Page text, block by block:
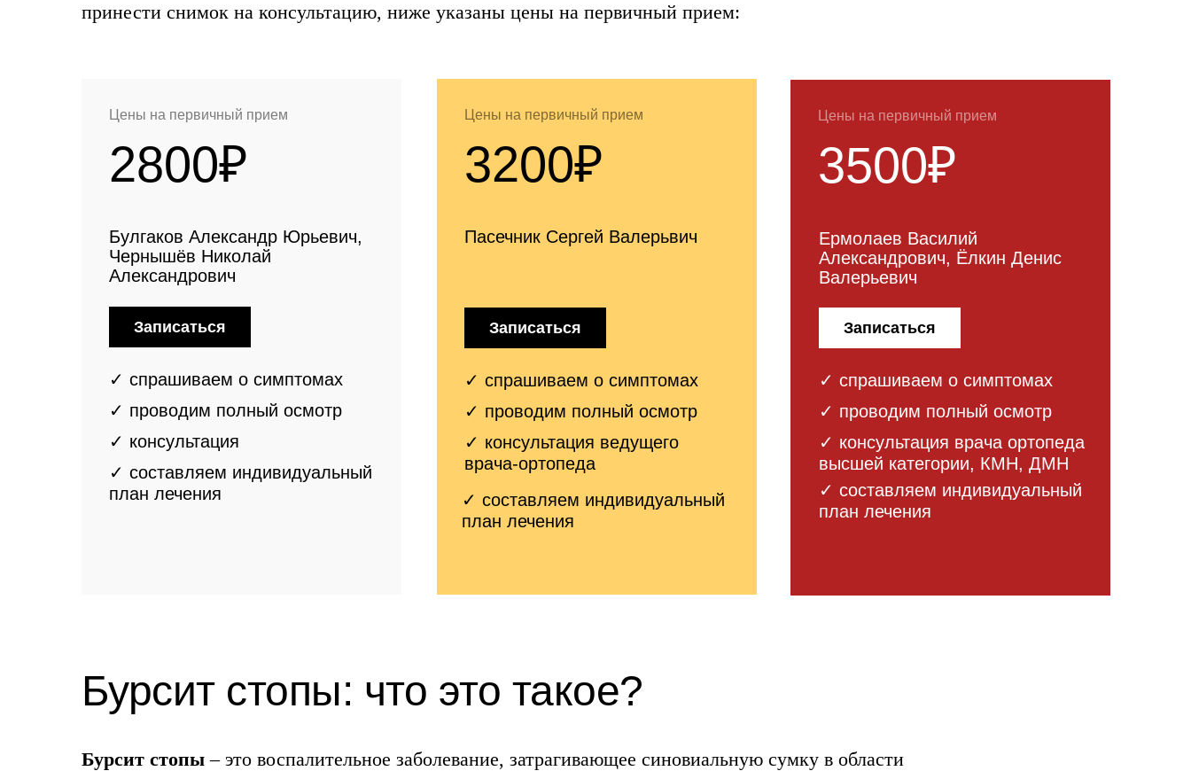
принести снимок на консультацию, ниже указаны цены на первичный прием:
2800₽
Цены на первичный прием
✓ спрашиваем о симптомах
✓ проводим полный осмотр
✓ консультация
✓ составляем индивидуальный
план лечения
Записаться
Булгаков Александр Юрьевич,
Чернышёв Николай
Александрович
3200₽
Цены на первичный прием
✓ спрашиваем о симптомах
✓ проводим полный осмотр
✓ консультация ведущего
врача-ортопеда
✓ составляем индивидуальный
план лечения
Записаться
Пасечник Сергей Валерьвич
3500₽
Цены на первичный прием
✓ спрашиваем о симптомах
✓ проводим полный осмотр
✓ консультация врача ортопеда
высшей категории, КМН, ДМН
✓ составляем индивидуальный
план лечения
Записаться
Ермолаев Василий
Александрович, Ёлкин Денис
Валерьевич
Бурсит стопы: что это такое?
Бурсит стопы– это воспалительное заболевание, затрагивающее синовиальную сумку в области